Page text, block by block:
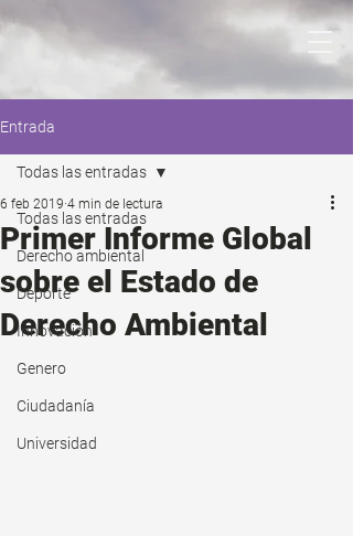
Entrada
Todas las entradas
Derecho ambiental
Deporte
Innovación
Genero
Ciudadanía
Universidad
Todas las entradas
Primer Informe Global
sobre el Estado de
Derecho Ambiental
6 feb 2019 4 min de lectura